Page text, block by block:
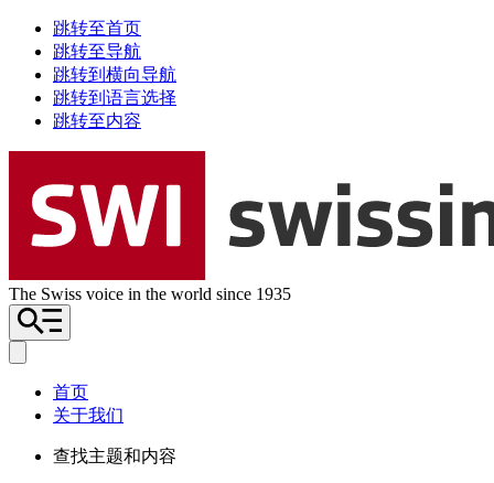
跳转至首页
跳转至导航
跳转到横向导航
跳转到语言选择
跳转至内容
The Swiss voice in the world since 1935
首页
关于我们
查找主题和内容